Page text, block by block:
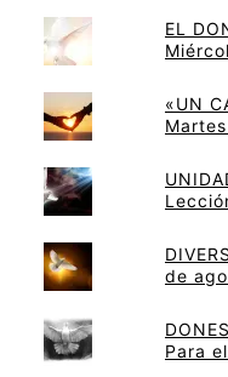
EL
«UN
de
Para